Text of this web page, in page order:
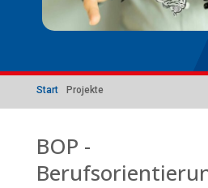
Start Projekte
BOP -